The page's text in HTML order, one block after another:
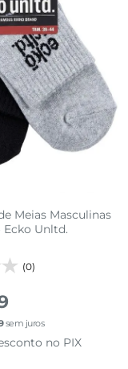
Meias Masculinas
Ecko Unltd.
(0)
sem juros
no PIX
a sacola